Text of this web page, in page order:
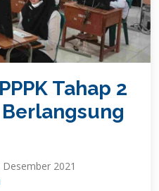
Tahap 2
Desember 2021